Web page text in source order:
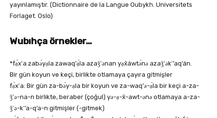
yayınlamıştır. (Dictionnaire de la Langue Oubykh. Universitets
Forlaget. Oslo)
Wubıhça örnekler…
*fạ́xʹa zabə́yạla zawaq’ạ́la azaǯʹənan yạx̄áwtə́nə azaǯʹəkʹ’aq’án.
Bir gün koyun ve keçi, birlikte otlamaya çayıra gitmişler
fạ́xʹa: Bir gün za-bə́y-ạla bir koyun ve za-waq’ə-ạ́la bir keçi a-za-
ǯʹə-na-n birlikte, beraber (çoğul) yə-ạ-x̄-awt-ənə otlamaya a-za-
ǯʹə-kʹ’a-q’a-n gitmişler (-gitmek)